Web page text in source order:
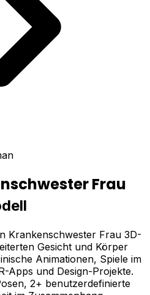
Frau
Krankenschwester Frau 3D-
Gesicht und Körper
Animationen, Spiele im
Apps und Design-Projekte.
2+ benutzerdefinierte